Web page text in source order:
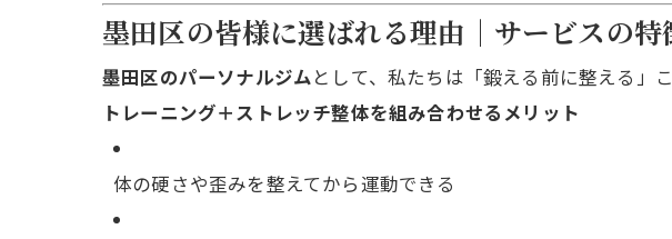
墨田区の皆様に選ばれる理由｜サービスの特
墨田区のパーソナルジムとして、私たちは「鍛える前に整える」
トレーニング＋ストレッチ整体を組み合わせるメリット
体の硬さや歪みを整えてから運動できる